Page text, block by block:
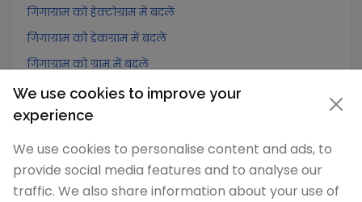
गिगाग्राम को हेक्टोग्राम में बदलें
गिगाग्राम को डेकग्राम में बदलें
गिगाग्राम को ग्राम में बदलें
गिगाग्राम को डेसिग्राम में बदलें
गिगाग्राम को सेंटिग्राम में बदलें
गिगाग्राम को मिल्लिग्राम में बदलें
गिगाग्राम को माइक्रोग्राम में बदलें
गिगाग्राम को नॅनोग्राम में बदलें
We use cookies to improve your
experience
We use cookies to personalise content and ads, to
provide social media features and to analyse our
traffic. We also share information about your use of